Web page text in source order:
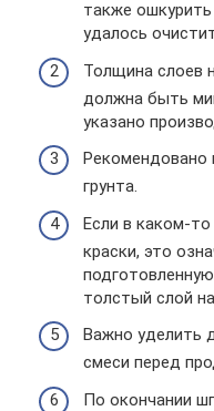
также
удалось
Толщина слоев
должна быть
указано
Рекомендовано
грунта.
Если в каком-
краски, это
толстый слой
Важно уделить
смеси перед
По окончании